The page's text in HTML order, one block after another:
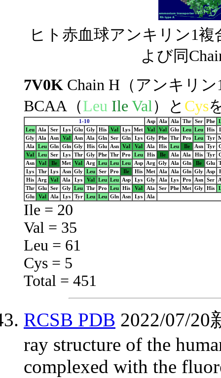
ヒト赤血球アンキリン1複
よび同
7V0K Chain H（アンキリ
BCAA（Leu Ile Val）と Cys
1-10 Asp Ala Ala Thr Ser Phe
Leu
Ala Ser Lys Glu Gly His Val Lys Met Val Val Glu Leu Leu His
Gly
Ala Asn Val Asn Ala Gln Ser Gln Lys Gly Phe Thr Pro Leu Tyr
Ala
Leu Gln Gln Gly His Glu Asn Val Val Ala His Leu Ile Asn Tyr
Val
Leu Ser Lys Thr Gly Phe Thr Pro Leu His Ile Ala Ala His Tyr
Asn
Val Ile Met Val Arg Leu Leu Leu Asp Arg Gly Ala Gln Ile Glu
Lys
Thr Lys Asn Gly Leu Ser Pro Ile His Met Ala Ala Gln Gly Asp
His
Arg Val Ala Lys Val Leu Leu Asp Lys Gly Ala Lys Pro Asn Ser
Thr
Glu Ser Gly Leu Thr Pro Leu His Val Ala Ser Phe Met Gly His
Glu
Val Ala Lys Tyr Leu Leu Gln Asn Lys Ala
Ile = 20
Val = 35
Leu = 61
Cys = 5
Total = 451
RCSB PDB 2022/07/
ray structure of the
complexed with the